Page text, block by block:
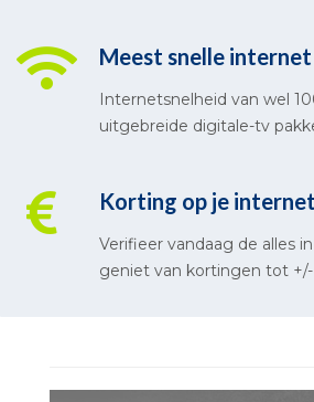
Meest snelle internet
Internetsnelheid van wel
uitgebreide digitale-tv
Korting op je
Verifieer vandaag de alles
geniet van kortingen tot